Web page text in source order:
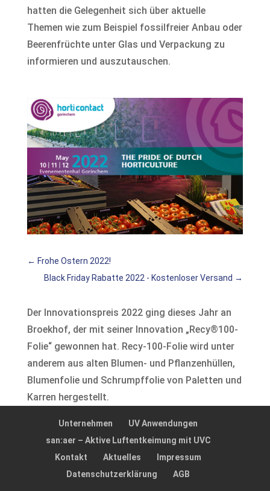
hatten die Gelegenheit sich über aktuelle
Themen wie zum Beispiel fossilfreier Anbau oder
Beerenfrüchte unter Glas und Verpackung zu
informieren und auszutauschen.
← Frohe Ostern 2022!
Black Friday Rabatte 2022 - Kostenloser Versand →
Der Innovationspreis 2022 ging dieses Jahr an
Broekhof, der mit seiner Innovation „Recy®100-
Folie“ gewonnen hat. Recy-100-Folie wird unter
anderem aus alten Blumen- und Pflanzenhüllen,
Blumenfolie und Schrumpffolie von Paletten und
Karren hergestellt.
Unternehmen
UV Anwendungen
san:aer – Aktive Luftentkeimung mit UVC
Kontakt
Aktuelles
Impressum
Datenschutzerklärung
AGB